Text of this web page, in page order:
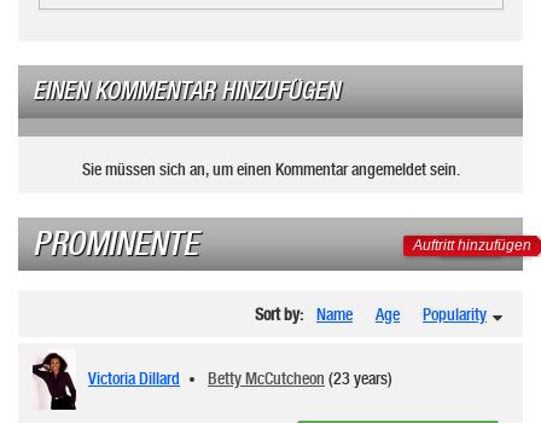
EINEN KOMMENTAR HINZUFÜGEN
Sie müssen sich an, um einen Kommentar angemeldet sein.
PROMINENTE Auftritt hinzufügen
Sort by: Name Age Popularity
Victoria Dillard Betty McCutcheon (23 years)